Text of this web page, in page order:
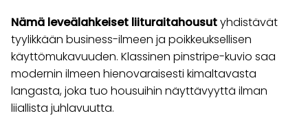
Nämä leveälahkeiset liituraitahousutyhdistävät
tyylikkään business-ilmeen ja poikkeuksellisen
käyttömukavuuden. Klassinen pinstripe-kuvio saa
modernin ilmeen hienovaraisesti kimaltavasta
langasta, joka tuo housuihin näyttävyyttä ilman
liiallista juhlavuutta.